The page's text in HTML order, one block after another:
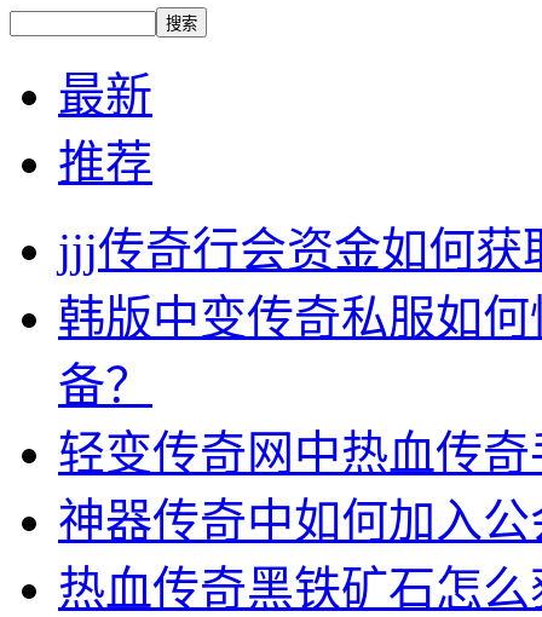
最新
推荐
jjj传奇行会资金如何获
韩版中变传奇私服如
备？
轻变传奇网中热血传
神器传奇中如何加入公
热血传奇黑铁矿石怎